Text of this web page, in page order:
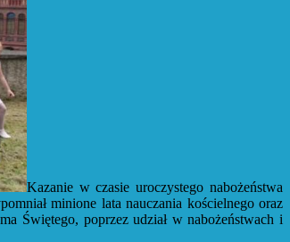
Kazanie w czasie uroczystego nabożeństwa
minione lata nauczania kościelnego oraz
Świętego, poprzez udział w nabożeństwach i